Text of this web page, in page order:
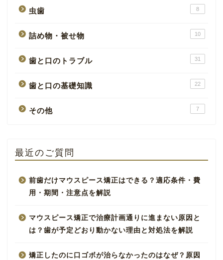
虫歯 8
詰め物・被せ物 10
歯と口のトラブル 31
歯と口の基礎知識 22
その他 7
最近のご質問
前歯だけマウスピース矯正はできる？適応条件・費
用・期間・注意点を解説
マウスピース矯正で治療計画通りに進まない原因と
は？歯が予定どおり動かない理由と対処法を解説
矯正したのに口ゴボが治らなかったのはなぜ？原因